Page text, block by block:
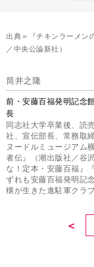
出典＝『チキンラーメン
／中央公論新社）
筒井之隆
前・安藤百福発明記念
長
同志社大学卒業後、読
社、宣伝部長、常務取
ヌードルミュージアム
者伝』（潮出版社／谷
な！定本・安藤百福』
ずれも安藤百福発明記
穣が生きた進駐軍クラ
＜